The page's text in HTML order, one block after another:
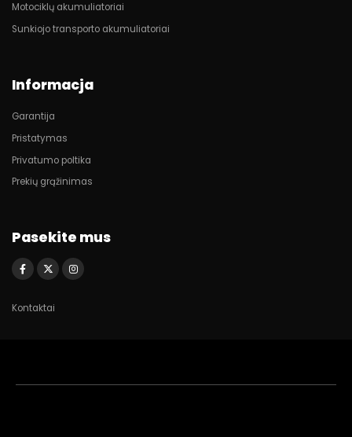
Motociklų akumuliatoriai
Sunkiojo transporto akumuliatoriai
Informacja
Garantija
Pristatymas
Privatumo poltika
Prekių grąžinimas
Pasekite mus
Kontaktai